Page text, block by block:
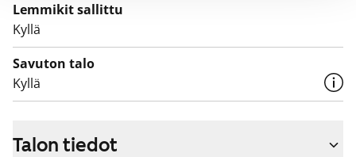
Lemmikit sallittu
Kyllä
Savuton talo
Kyllä
Talon tiedot